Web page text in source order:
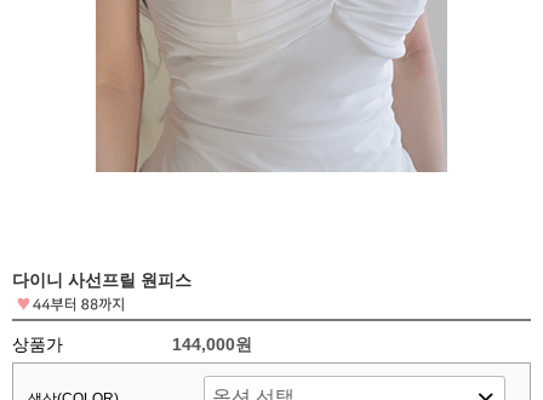
다이니 사선프릴 원피스
상품가 144,000원